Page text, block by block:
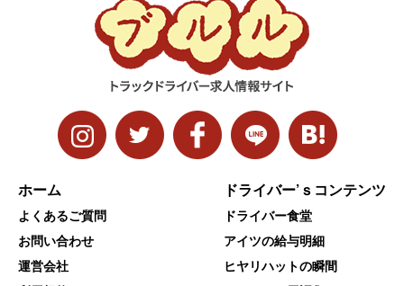
ホーム
よくあるご質問
お問い合わせ
運営会社
ドライバー’ｓコンテンツ
ドライバー食堂
アイツの給与明細
ヒヤリハットの瞬間